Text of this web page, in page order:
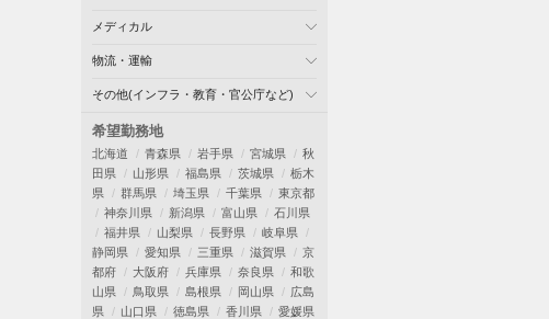
メディカル
物流・運輸
その他(インフラ・教育・官公庁など)
希望勤務地
北海道 青森県 岩手県 宮城県
秋
田県
山形県 福島県 茨城県
栃木
県
群馬県 埼玉県 千葉県
東京都
神奈川県
新潟県 富山県
石川県
福井県
山梨県 長野県
岐阜県
静岡県
愛知県 三重県 滋賀県
京
都府
大阪府 兵庫県 奈良県
和歌
山県
鳥取県 島根県 岡山県
広島
県
山口県 徳島県 香川県
愛媛県